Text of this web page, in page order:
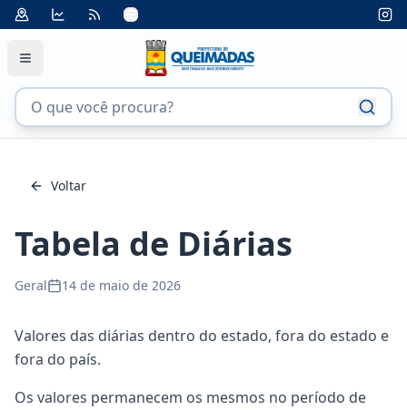
Voltar
Tabela de Diárias
Geral 14 de maio de 2026
Valores das diárias dentro do estado, fora do estado e
fora do país.
Os valores permanecem os mesmos no período de